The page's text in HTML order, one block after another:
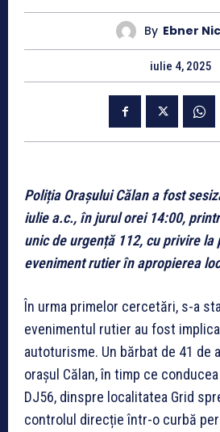
By Ebner
iulie 4, 2025
Poliția Orașului Călan a fost
iulie a.c., în jurul orei 14:00,
unic de urgență 112, cu privire la
eveniment rutier în apropierea
În urma primelor cercetări, s-a
evenimentul rutier au fost
autoturisme. Un bărbat de 41 de
orașul Călan, în timp ce
DJ56, dinspre localitatea Grid
controlul direcție într-o curbă